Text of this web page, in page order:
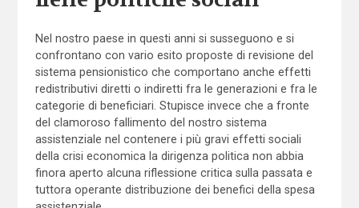
Nel nostro paese in questi anni si susseguono e si
confrontano con vario esito proposte di revisione del
sistema pensionistico che comportano anche effetti
redistributivi diretti o indiretti fra le generazioni e fra le
categorie di beneficiari. Stupisce invece che a fronte
del clamoroso fallimento del nostro sistema
assistenziale nel contenere i più gravi effetti sociali
della crisi economica la dirigenza politica non abbia
finora aperto alcuna riflessione critica sulla passata e
tuttora operante distribuzione dei benefici della spesa